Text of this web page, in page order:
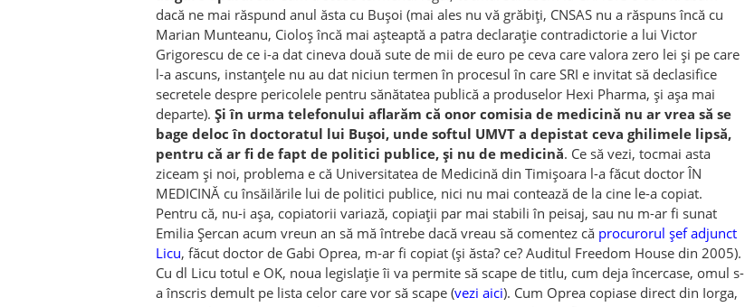
dacă ne mai răspund anul ăsta cu Bușoi (mai ales nu vă grăbiți, CNSAS nu a răspuns încă cu
Marian Munteanu, Cioloș încă mai așteaptă a patra declarație contradictorie a lui Victor
Grigorescu de ce i-a dat cineva două sute de mii de euro pe ceva care valora zero lei și pe care
l-a ascuns, instanțele nu au dat niciun termen în procesul în care SRI e invitat să declasifice
secretele despre pericolele pentru sănătatea publică a produselor Hexi Pharma, și așa mai
departe). Și în urma telefonului aflarăm că onor comisia de medicină nu ar vrea să se
bage deloc în doctoratul lui Bușoi, unde softul UMVT a depistat ceva ghilimele lipsă,
pentru că ar fi de fapt de politici publice, și nu de medicină. Ce să vezi, tocmai asta
ziceam și noi, problema e că Universitatea de Medicină din Timișoara l-a făcut doctor ÎN
MEDICINĂ cu însăilările lui de politici publice, nici nu mai contează de la cine le-a copiat.
Pentru că, nu-i așa, copiatorii variază, copiații par mai stabili în peisaj, sau nu m-ar fi sunat
Emilia Șercan acum vreun an să mă întrebe dacă vreau să comentez că procurorul șef adjunct
Licu, făcut doctor de Gabi Oprea, m-ar fi copiat (și ăsta? ce? Auditul Freedom House din 2005).
Cu dl Licu totul e OK, noua legislație îi va permite să scape de titlu, cum deja încercase, omul s-
a înscris demult pe lista celor care vor să scape (vezi aici). Cum Oprea copiase direct din Iorga,